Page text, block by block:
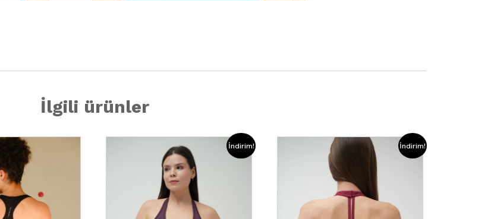
İlgili ürünler
İndirim! İndirim!